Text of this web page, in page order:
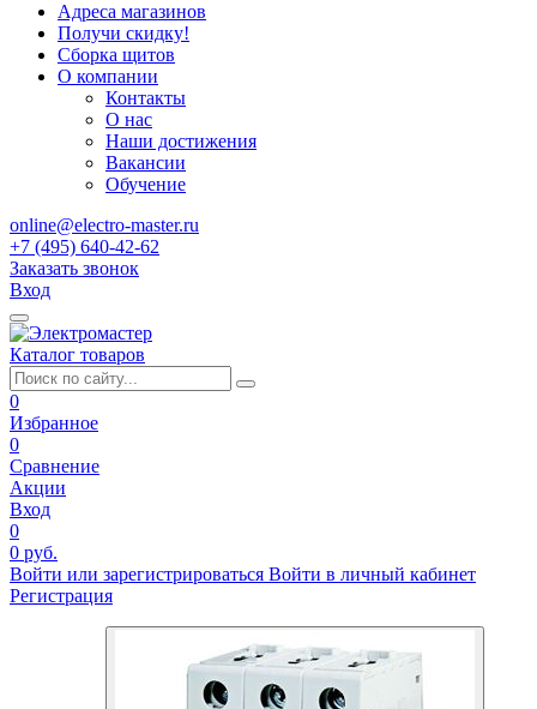
Адреса магазинов
Получи скидку!
Сборка щитов
О компании
Контакты
О нас
Наши достижения
Вакансии
Обучение
online@electro-master.ru
+7 (495) 640-42-62
Заказать звонок
Вход
Каталог товаров
0
Избранное
0
Сравнение
Акции
Вход
0
0 руб.
Войти или зарегистрироваться Войти в личный кабинет
Регистрация